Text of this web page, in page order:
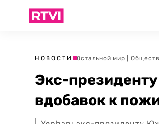
НОВОСТИ Остальной мир
Экс-
вдобавок к